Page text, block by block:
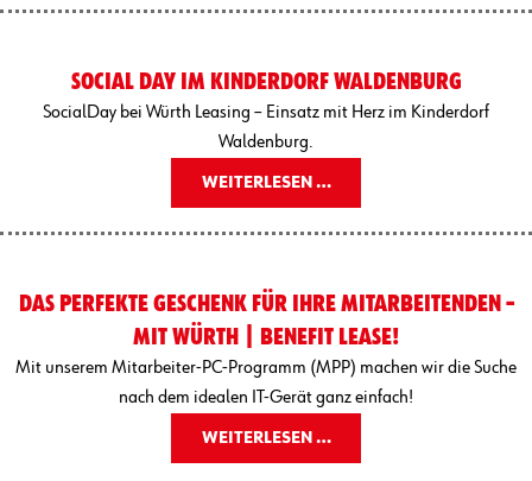
SOCIAL DAY IM KINDERDORF WALDENBURG
SocialDay bei Würth Leasing – Einsatz mit Herz im Kinderdorf
Waldenburg.
WEITERLESEN …
DAS PERFEKTE GESCHENK FÜR IHRE MITARBEITENDEN –
MIT WÜRTH | BENEFIT LEASE!
Mit unserem Mitarbeiter-PC-Programm (MPP) machen wir die Suche
nach dem idealen IT-Gerät ganz einfach!
WEITERLESEN …